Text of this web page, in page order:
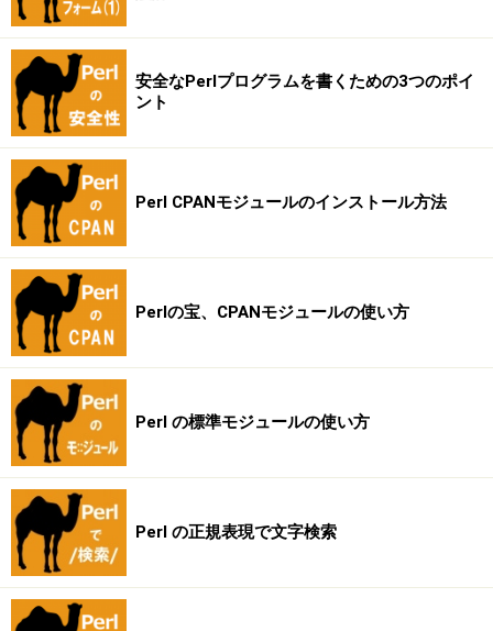
安全なPerlプログラムを書くための3つのポイ
ント
Perl CPANモジュールのインストール方法
Perlの宝、CPANモジュールの使い方
Perl の標準モジュールの使い方
Perl の正規表現で文字検索